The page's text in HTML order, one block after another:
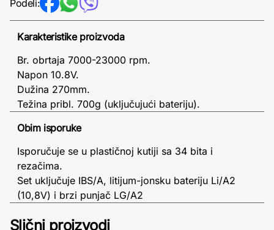
Podeli:
Karakteristike proizvoda
Br. obrtaja 7000-23000 rpm.
Napon 10.8V.
Dužina 270mm.
Težina pribl. 700g (uključujući bateriju).
Obim isporuke
Isporučuje se u plastičnoj kutiji sa 34 bita i
rezačima.
Set uključuje IBS/A, litijum-jonsku bateriju Li/A2
(10,8V) i brzi punjač LG/A2
Slični proizvodi